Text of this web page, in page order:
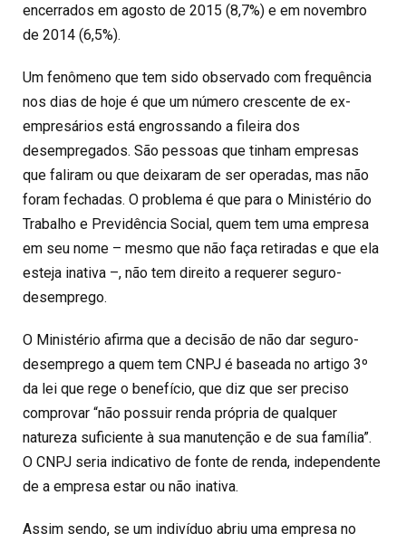
encerrados em agosto de 2015 (8,7%) e em novembro
de 2014 (6,5%).
Um fenômeno que tem sido observado com frequência
nos dias de hoje é que um número crescente de ex-
empresários está engrossando a fileira dos
desempregados. São pessoas que tinham empresas
que faliram ou que deixaram de ser operadas, mas não
foram fechadas. O problema é que para o Ministério do
Trabalho e Previdência Social, quem tem uma empresa
em seu nome – mesmo que não faça retiradas e que ela
esteja inativa –, não tem direito a requerer seguro-
desemprego.
O Ministério afirma que a decisão de não dar seguro-
desemprego a quem tem CNPJ é baseada no artigo 3º
da lei que rege o benefício, que diz que ser preciso
comprovar “não possuir renda própria de qualquer
natureza suficiente à sua manutenção e de sua família”.
O CNPJ seria indicativo de fonte de renda, independente
de a empresa estar ou não inativa.
Assim sendo, se um indivíduo abriu uma empresa no